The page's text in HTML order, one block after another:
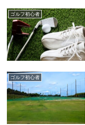
ゴルフ初心者
ゴルフ初心者